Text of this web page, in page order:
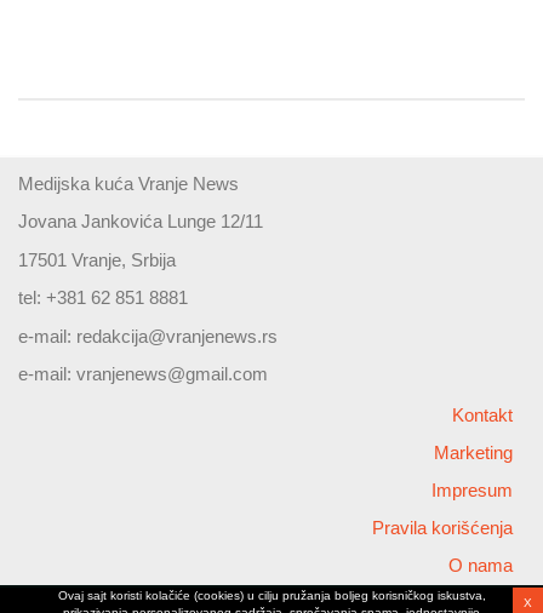
Medijska kuća Vranje News
Jovana Jankovića Lunge 12/11
17501 Vranje, Srbija
tel: +381 62 851 8881
e-mail: redakcija@vranjenews.rs
e-mail: vranjenews@gmail.com
Kontakt
Marketing
Impresum
Pravila korišćenja
O nama
Copyright © 2026 Vranjenews
Ovaj sajt koristi kolačiće (cookies) u cilju pružanja boljeg korisničkog iskustva,
X